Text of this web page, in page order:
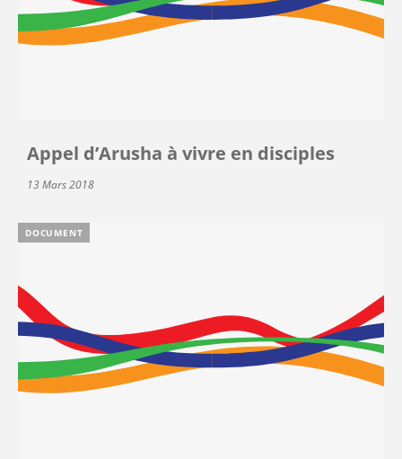
Appel d’Arusha à vivre en disciples
13 Mars 2018
DOCUMENT